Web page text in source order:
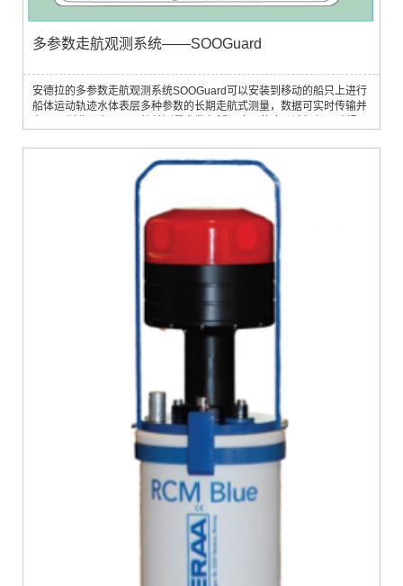
多参数走航观测系统——SOOGuard
安德拉的多参数走航观测系统SOOGuard可以安装到移动的船只上进行
船体运动轨迹水体表层多种参数的长期走航式测量，数据可实时传输并
风向、气温、气压、相对湿度、能见度、降雨量等。它具有稳定性高、
维护量小、运行成本低的特点。